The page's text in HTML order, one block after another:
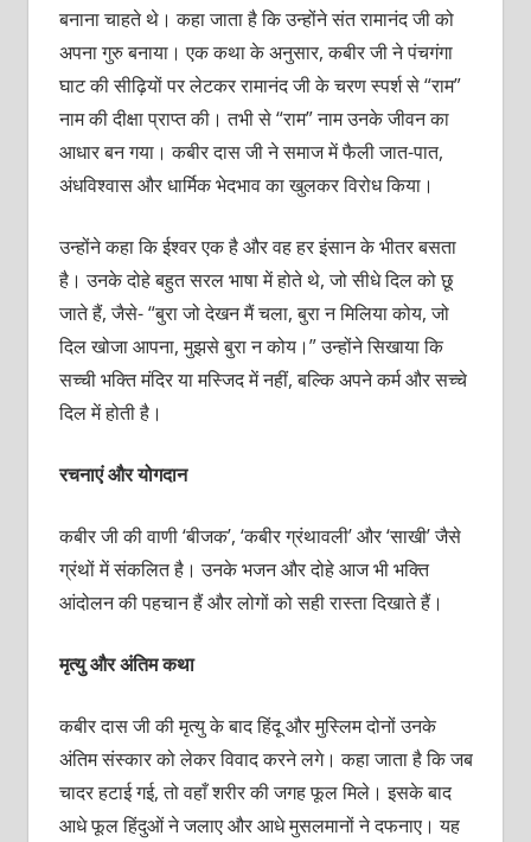
बनाना चाहते थे। कहा जाता है कि उन्होंने संत रामानंद जी को
अपना गुरु बनाया। एक कथा के अनुसार, कबीर जी ने पंचगंगा
घाट की सीढ़ियों पर लेटकर रामानंद जी के चरण स्पर्श से “राम”
नाम की दीक्षा प्राप्त की। तभी से “राम” नाम उनके जीवन का
आधार बन गया। कबीर दास जी ने समाज में फैली जात-पात,
अंधविश्वास और धार्मिक भेदभाव का खुलकर विरोध किया।
उन्होंने कहा कि ईश्वर एक है और वह हर इंसान के भीतर बसता
है। उनके दोहे बहुत सरल भाषा में होते थे, जो सीधे दिल को छू
जाते हैं, जैसे- “बुरा जो देखन मैं चला, बुरा न मिलिया कोय, जो
दिल खोजा आपना, मुझसे बुरा न कोय।” उन्होंने सिखाया कि
सच्ची भक्ति मंदिर या मस्जिद में नहीं, बल्कि अपने कर्म और सच्चे
दिल में होती है।
रचनाएं और योगदान
कबीर जी की वाणी ‘बीजक’, ‘कबीर ग्रंथावली’ और ‘साखी’ जैसे
ग्रंथों में संकलित है। उनके भजन और दोहे आज भी भक्ति
आंदोलन की पहचान हैं और लोगों को सही रास्ता दिखाते हैं।
मृत्यु और अंतिम कथा
कबीर दास जी की मृत्यु के बाद हिंदू और मुस्लिम दोनों उनके
अंतिम संस्कार को लेकर विवाद करने लगे। कहा जाता है कि जब
चादर हटाई गई, तो वहाँ शरीर की जगह फूल मिले। इसके बाद
आधे फूल हिंदुओं ने जलाए और आधे मुसलमानों ने दफनाए। यह